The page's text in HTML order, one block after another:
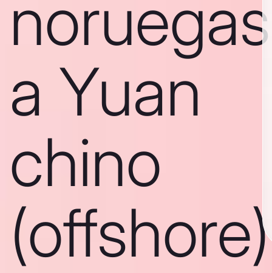
noruegas
a Yuan
chino
(offshore)